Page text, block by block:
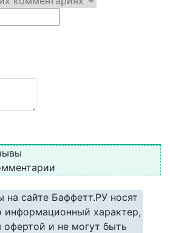
на сайте Баффетт.РУ носят
информационный характер,
офертой и не могут быть